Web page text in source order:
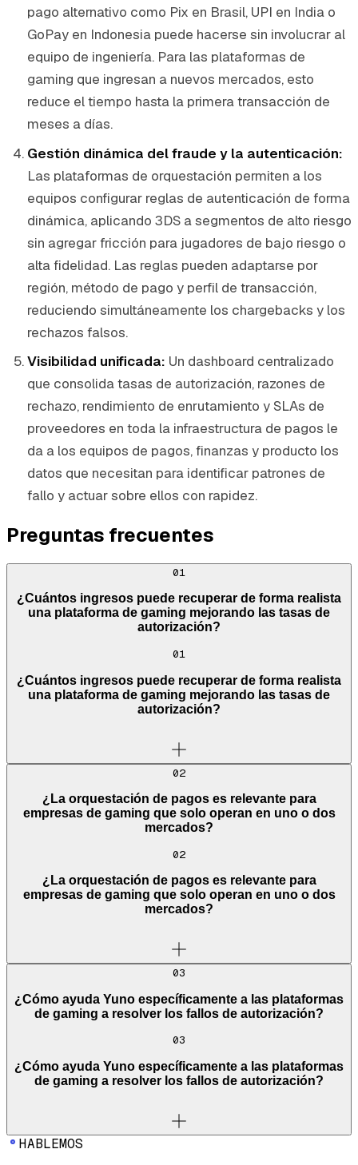
pago alternativo como Pix en Brasil, UPI en India o
GoPay en Indonesia puede hacerse sin involucrar al
equipo de ingeniería. Para las plataformas de
gaming que ingresan a nuevos mercados, esto
reduce el tiempo hasta la primera transacción de
meses a días.
Gestión dinámica del fraude y la autenticación:
Las plataformas de orquestación permiten a los
equipos configurar reglas de autenticación de forma
dinámica, aplicando 3DS a segmentos de alto riesgo
sin agregar fricción para jugadores de bajo riesgo o
alta fidelidad. Las reglas pueden adaptarse por
región, método de pago y perfil de transacción,
reduciendo simultáneamente los chargebacks y los
rechazos falsos.
Visibilidad unificada: Un dashboard centralizado
que consolida tasas de autorización, razones de
rechazo, rendimiento de enrutamiento y SLAs de
proveedores en toda la infraestructura de pagos le
da a los equipos de pagos, finanzas y producto los
datos que necesitan para identificar patrones de
fallo y actuar sobre ellos con rapidez.
Preguntas frecuentes
01
¿Cuántos ingresos puede recuperar de forma realista
una plataforma de gaming mejorando las tasas de
autorización?
01
¿Cuántos ingresos puede recuperar de forma realista
una plataforma de gaming mejorando las tasas de
autorización?
02
¿La orquestación de pagos es relevante para
empresas de gaming que solo operan en uno o dos
mercados?
02
¿La orquestación de pagos es relevante para
empresas de gaming que solo operan en uno o dos
mercados?
03
¿Cómo ayuda Yuno específicamente a las plataformas
de gaming a resolver los fallos de autorización?
03
¿Cómo ayuda Yuno específicamente a las plataformas
de gaming a resolver los fallos de autorización?
HABLEMOS